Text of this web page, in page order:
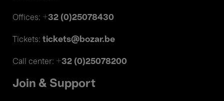
Offices: +32 (0)25078430
Tickets: tickets@bozar.be
Call center: +32 (0)25078200
Join & Support